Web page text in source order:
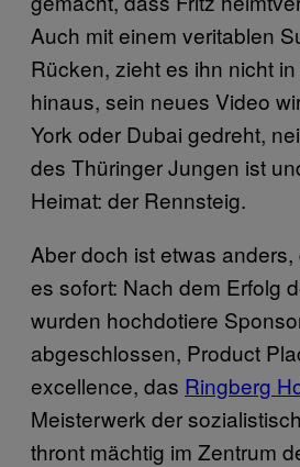
Auch mit einem veritablen
Rücken, zieht es ihn nicht
hinaus, sein neues Video
York oder Dubai gedreht,
des Thüringer Jungen ist
Heimat: der Rennsteig.
Aber doch ist etwas
es sofort: Nach dem Erfolg
wurden hochdotiere
abgeschlossen, Product
excellence, das Ringberg
Meisterwerk der
thront mächtig im Zentrum